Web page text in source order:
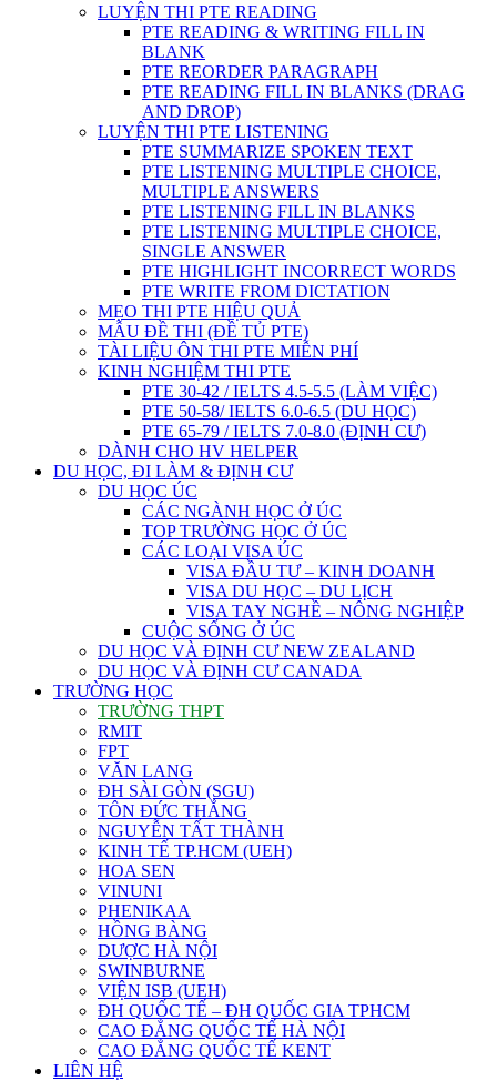
LUYỆN THI PTE READING
PTE READING & WRITING FILL IN
BLANK
PTE REORDER PARAGRAPH
PTE READING FILL IN BLANKS (DRAG
AND DROP)
LUYỆN THI PTE LISTENING
PTE SUMMARIZE SPOKEN TEXT
PTE LISTENING MULTIPLE CHOICE,
MULTIPLE ANSWERS
PTE LISTENING FILL IN BLANKS
PTE LISTENING MULTIPLE CHOICE,
SINGLE ANSWER
PTE HIGHLIGHT INCORRECT WORDS
PTE WRITE FROM DICTATION
MẸO THI PTE HIỆU QUẢ
MẪU ĐỀ THI (ĐỀ TỦ PTE)
TÀI LIỆU ÔN THI PTE MIỄN PHÍ
KINH NGHIỆM THI PTE
PTE 30-42 / IELTS 4.5-5.5 (LÀM VIỆC)
PTE 50-58/ IELTS 6.0-6.5 (DU HỌC)
PTE 65-79 / IELTS 7.0-8.0 (ĐỊNH CƯ)
DÀNH CHO HV HELPER
DU HỌC, ĐI LÀM & ĐỊNH CƯ
DU HỌC ÚC
CÁC NGÀNH HỌC Ở ÚC
TOP TRƯỜNG HỌC Ở ÚC
CÁC LOẠI VISA ÚC
VISA ĐẦU TƯ – KINH DOANH
VISA DU HỌC – DU LỊCH
VISA TAY NGHỀ – NÔNG NGHIỆP
CUỘC SỐNG Ở ÚC
DU HỌC VÀ ĐỊNH CƯ NEW ZEALAND
DU HỌC VÀ ĐỊNH CƯ CANADA
TRƯỜNG HỌC
TRƯỜNG THPT
RMIT
FPT
VĂN LANG
ĐH SÀI GÒN (SGU)
TÔN ĐỨC THẮNG
NGUYỄN TẤT THÀNH
KINH TẾ TP.HCM (UEH)
HOA SEN
VINUNI
PHENIKAA
HỒNG BÀNG
DƯỢC HÀ NỘI
SWINBURNE
VIỆN ISB (UEH)
ĐH QUỐC TẾ – ĐH QUỐC GIA TPHCM
CAO ĐẲNG QUỐC TẾ HÀ NỘI
CAO ĐẲNG QUỐC TẾ KENT
LIÊN HỆ